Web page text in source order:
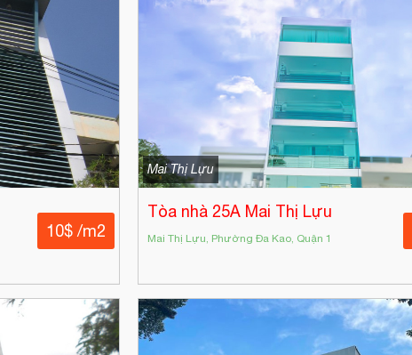
10$ /m2
Mai Thị Lựu
Tòa nhà 25A Mai Thị Lựu
Mai Thị Lựu, Phường Đa Kao, Quận 1